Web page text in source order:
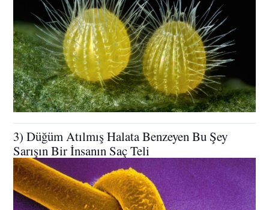
3) Düğüm Atılmış Halata Benzeyen Bu Şey
Sarışın Bir İnsanın Saç Teli